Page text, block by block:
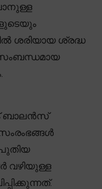
ശരിയായ ശ്രദ്ധ
ബാലൻസ്